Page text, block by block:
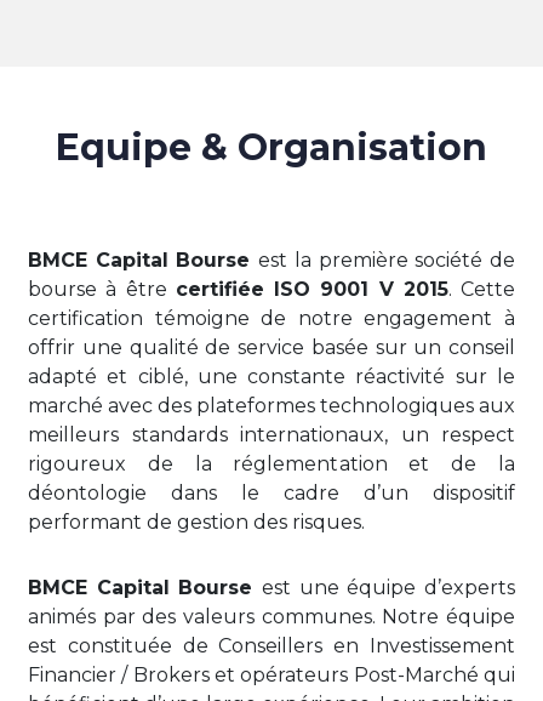
Equipe & Organisation
BMCE Capital Bourseest la première société de
bourse à être certifiée ISO 9001 V 2015. Cette
certification témoigne de notre engagement à
offrir une qualité de service basée sur un conseil
adapté et ciblé, une constante réactivité sur le
marché avec des plateformes technologiques aux
meilleurs standards internationaux, un respect
rigoureux de la réglementation et de la
déontologie dans le cadre d’un dispositif
performant de gestion des risques.
BMCE Capital Bourse est une équipe d’experts
animés par des valeurs communes. Notre équipe
est constituée de Conseillers en Investissement
Financier / Brokers et opérateurs Post-Marché qui